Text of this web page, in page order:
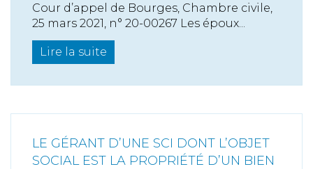
Cour d’appel de Bourges, Chambre civile,
25 mars 2021, n° 20-00267 Les époux...
Lire la suite
LE GÉRANT D’UNE SCI DONT L’OBJET
SOCIAL EST LA PROPRIÉTÉ D’UN BIEN